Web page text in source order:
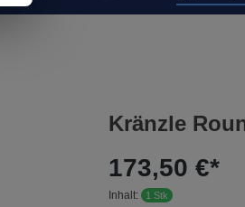
Kränzle
173,50 €*
Inhalt: 1 Stk